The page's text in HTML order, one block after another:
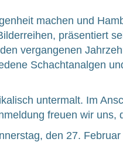
machen und
prä­sen­tiert
ver­gan­ge­nen
Schacht­anal­gen
unter­malt. Im
freu­en wir
den 27. Febru­ar